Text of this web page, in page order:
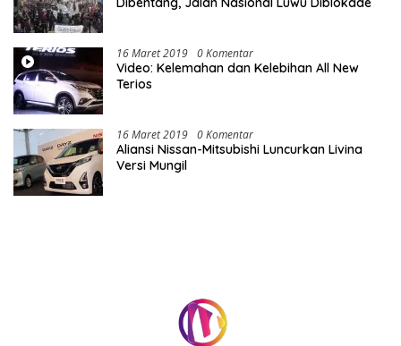
16 Maret 2019 0 Komentar
Video: Kelemahan dan Kelebihan All New
Terios
16 Maret 2019 0 Komentar
Aliansi Nissan-Mitsubishi Luncurkan Livina
Versi Mungil